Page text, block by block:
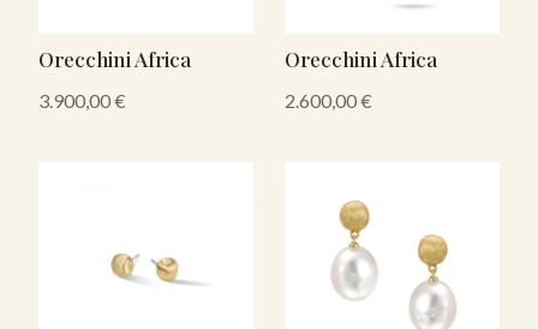
Orecchini Africa
3.900,00€
Orecchini Africa
2.600,00€